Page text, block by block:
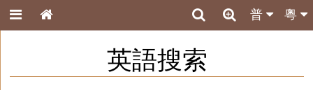
粵
普
英語搜索